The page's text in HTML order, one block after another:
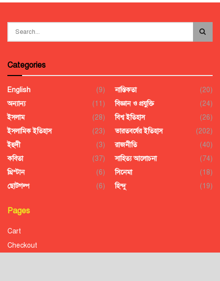
Categories
English
(9)
অন্যান্য
(11)
ইসলাম
(28)
ইসলামিক ইতিহাস
(23)
ইহুদী
(3)
কবিতা
(37)
খ্রিস্টান
(6)
ছোটগল্প
(6)
নাস্তিকতা
(20)
বিজ্ঞান ও প্রযুক্তি
(24)
বিশ্ব ইতিহাস
(26)
ভারতবর্ষের ইতিহাস
(202)
রাজনীতি
(40)
সাহিত্য আলোচনা
(74)
সিনেমা
(18)
হিন্দু
(19)
Pages
Cart
Checkout